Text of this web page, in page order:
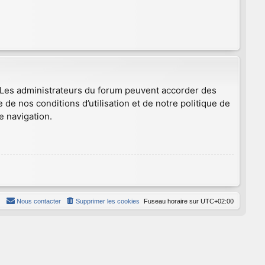
administrateurs du forum peuvent accorder des
nos conditions d’utilisation et de notre politique de
navigation.
Fuseau horaire sur UTC+02:00
Supprimer les cookies
Nous contacter